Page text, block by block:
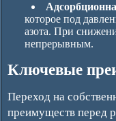
которое под
азота. При
непрерывным.
Ключевые
Переход на
преимуществ перед